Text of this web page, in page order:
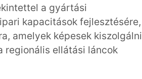
a gyártási
kapacitások fejlesztésére,
amelyek képesek kiszolgálni
regionális ellátási láncok